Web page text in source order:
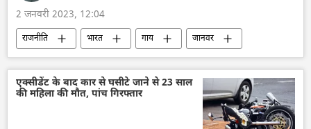
2 जनवरी 2023, 12:04
राजनीति भारत गाय
जानवर
जानवर संरक्षण
एक्सीडेंट के बाद कार से घसीटे जाने से 23 साल
की महिला की मौत, पांच गिरफ्तार